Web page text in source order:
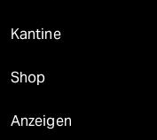
Kantine
Shop
Anzeigen